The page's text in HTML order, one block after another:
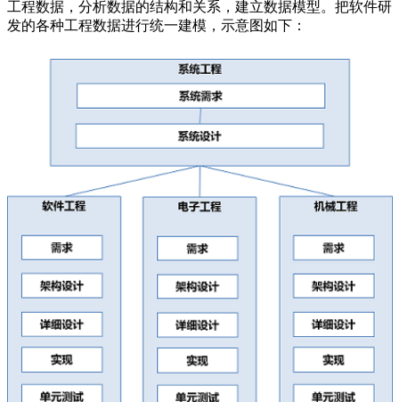
工程数据，分析数据的结构和关系，建立数据模型。把软件研
发的各种工程数据进行统一建模，示意图如下：